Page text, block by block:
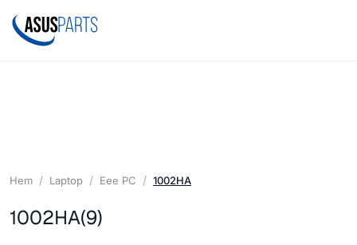
Hem Laptop Eee PC 1002HA
1002HA(9)